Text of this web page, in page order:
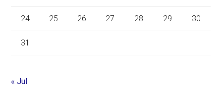
24 25 26 27 28 29 30
31
« Jul